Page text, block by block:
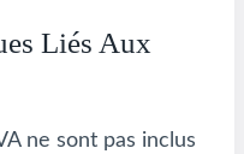
Liés Aux
ne sont pas inclus